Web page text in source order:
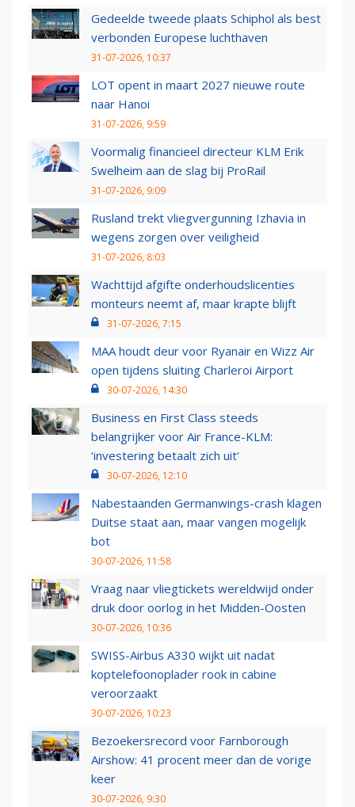
Gedeelde tweede plaats Schiphol als best
verbonden Europese luchthaven
31-07-2026, 10:37
LOT opent in maart 2027 nieuwe route
naar Hanoi
31-07-2026, 9:59
Voormalig financieel directeur KLM Erik
Swelheim aan de slag bij ProRail
31-07-2026, 9:09
Rusland trekt vliegvergunning Izhavia in
wegens zorgen over veiligheid
31-07-2026, 8:03
Wachttijd afgifte onderhoudslicenties
monteurs neemt af, maar krapte blijft
31-07-2026, 7:15
MAA houdt deur voor Ryanair en Wizz Air
open tijdens sluiting Charleroi Airport
30-07-2026, 14:30
Business en First Class steeds
belangrijker voor Air France-KLM:
‘investering betaalt zich uit’
30-07-2026, 12:10
Nabestaanden Germanwings-crash klagen
Duitse staat aan, maar vangen mogelijk
bot
30-07-2026, 11:58
Vraag naar vliegtickets wereldwijd onder
druk door oorlog in het Midden-Oosten
30-07-2026, 10:36
SWISS-Airbus A330 wijkt uit nadat
koptelefoonoplader rook in cabine
veroorzaakt
30-07-2026, 10:23
Bezoekersrecord voor Farnborough
Airshow: 41 procent meer dan de vorige
keer
30-07-2026, 9:30